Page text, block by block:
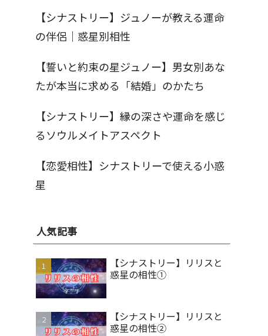
【シナストリー】ジュノーが教える運命
の伴侶｜惑星別相性
【誓いと約束の星ジュノー】男女別あな
たが本当に求める「結婚」のかたち
【シナストリー】縁の深さや運命を感じ
るソウルメイトアスペクト
【恋愛相性】シナストリーで使える小惑
星
人気記事
【シナストリー】リリスと
惑星の相性①
【シナストリー】リリスと
惑星の相性②